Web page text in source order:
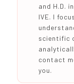
and H.D.
IVE. I
scientific
contact
you.